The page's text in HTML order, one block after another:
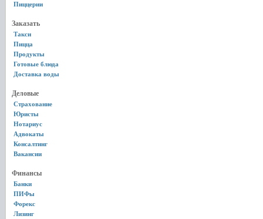
Пиццерии
Заказать
Такси
Пицца
Продукты
Готовые блюда
Доставка воды
Деловые
Страхование
Юристы
Нотариус
Адвокаты
Консалтинг
Вакансии
Финансы
Банки
ПИФы
Форекс
Лизинг